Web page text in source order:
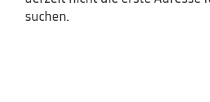
suchen.